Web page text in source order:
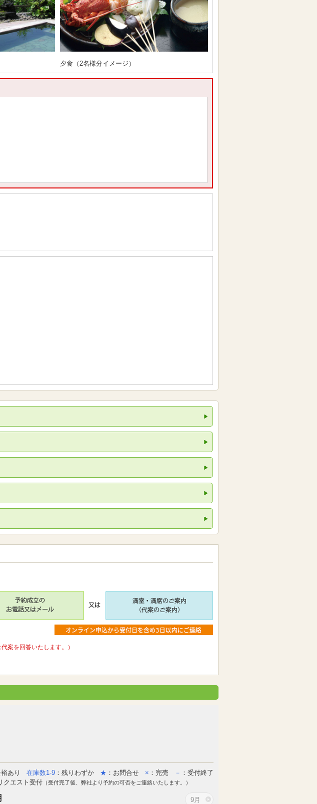
夕食（2名様分イメージ）
案を回答いたします。）
裕あり 在庫数1-9 ：残りわずか ★ ：お問合せ × ：完売 － ：受付終了
クエスト受付 （受付完了後、弊社より予約の可否をご連絡いたします。）
9月